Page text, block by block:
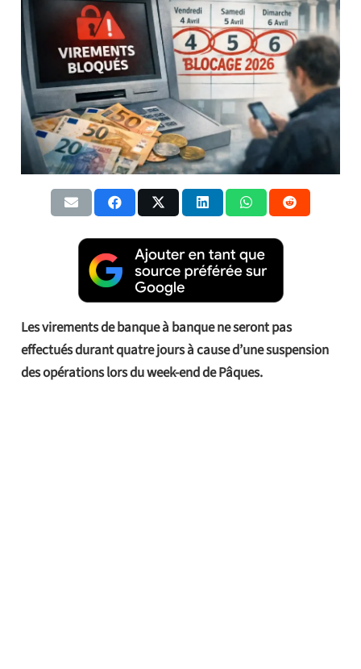
Les virements de banque à banque ne seront pas
effectués durant quatre jours à cause d’une suspension
des opérations lors du week-end de Pâques.